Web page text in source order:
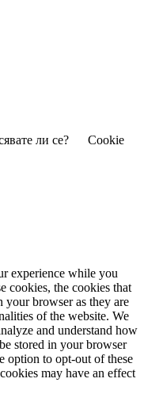
ли се?
Cookie
experience while you
cookies, the cookies that
your browser as they are
of the website. We
and understand how
stored in your browser
option to opt-out of these
may have an effect